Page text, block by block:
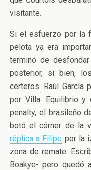
visitante.
Si el esfuerzo por la
pelota ya era
terminó de
posterior, si bien,
certeros. Raúl García
por Villa. Equilibrio y
penalty, el brasileño
botó el córner de la
réplica a Filipe por la
zona de remate.
Boakye- pero quedó